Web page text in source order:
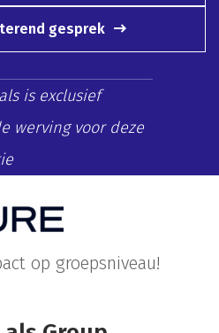
gesprek
is exclusief
werving voor deze
op groepsniveau!